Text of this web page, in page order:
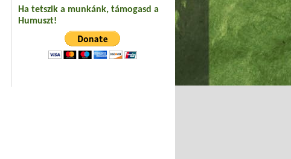
Ha tetszik a munkánk, támogasd a
Humuszt!